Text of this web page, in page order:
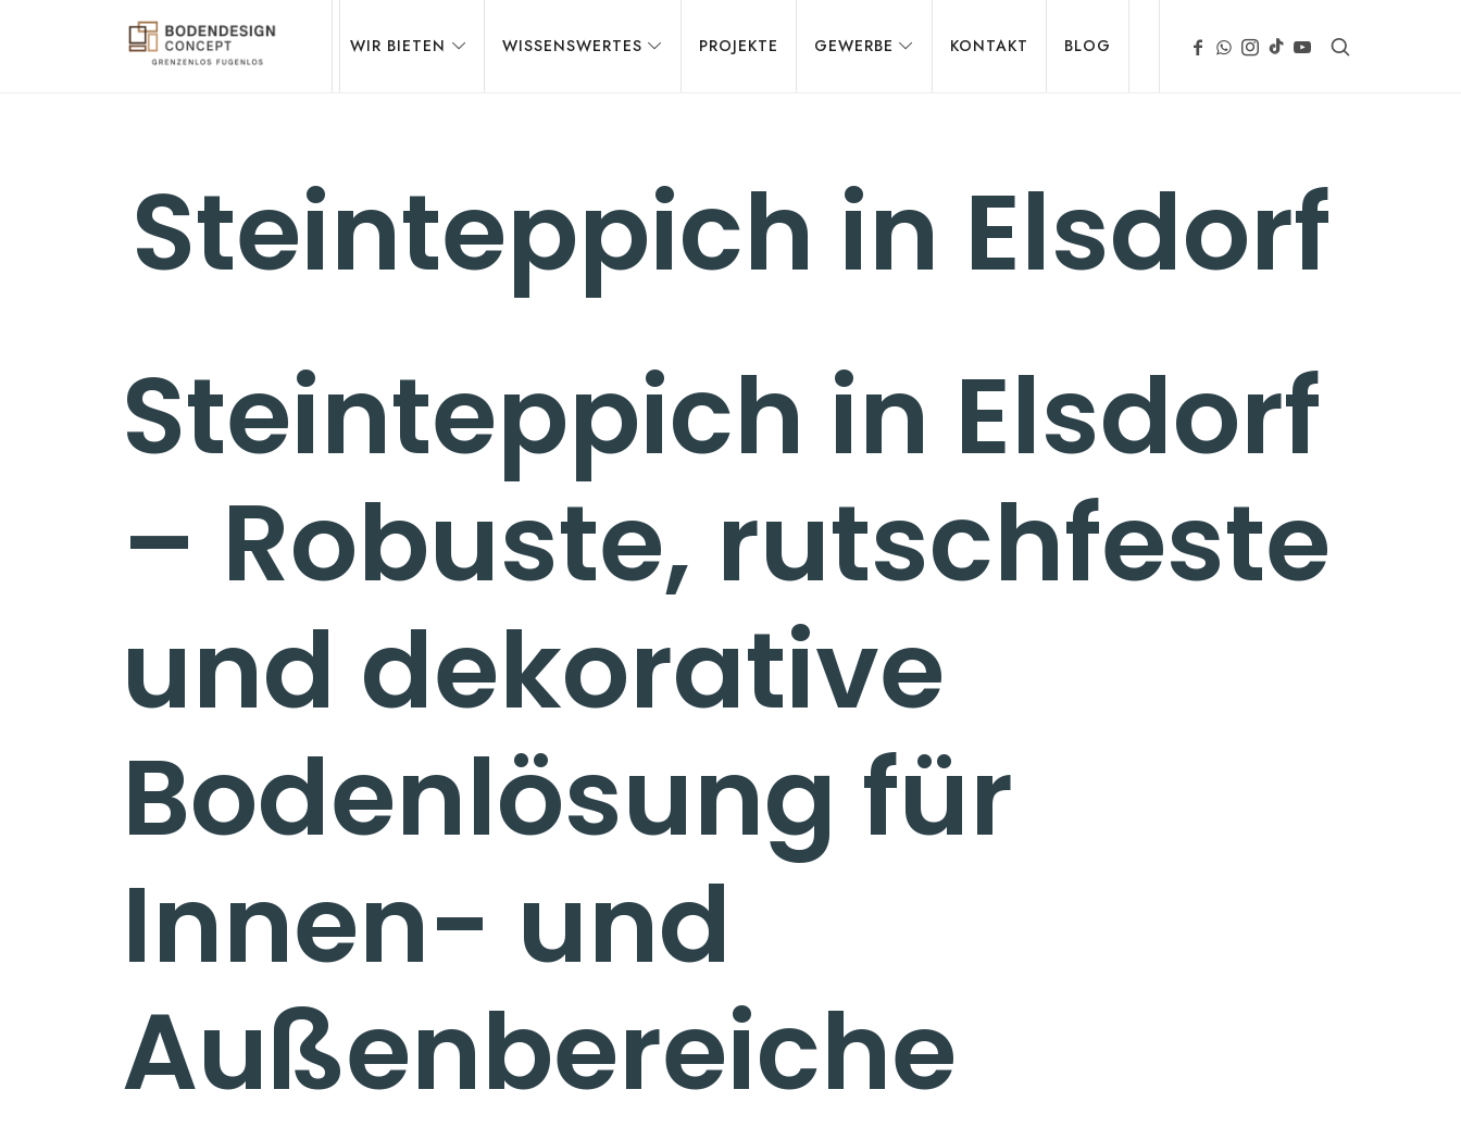
MIKROZEMENT
EPOXIDHARZ
WIR BIETEN WISSENSWERTES PROJEKTE GEWERBE KONTAKT BLOG
Steinteppich in Elsdorf
Steinteppich in Elsdorf
– Robuste, rutschfeste
und dekorative
Bodenlösung für
Innen- und
Außenbereiche